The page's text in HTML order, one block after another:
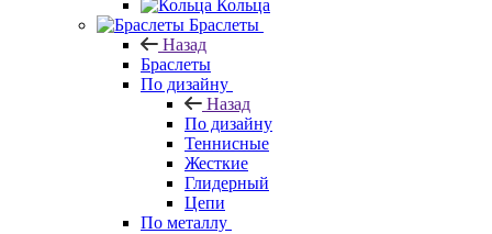
Кольца
Браслеты
Назад
Браслеты
По дизайну
Назад
По дизайну
Теннисные
Жесткие
Глидерный
Цепи
По металлу